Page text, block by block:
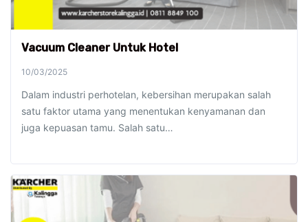
Vacuum Cleaner Untuk Hotel
10/03/2025
Dalam industri perhotelan, kebersihan merupakan salah
satu faktor utama yang menentukan kenyamanan dan
juga kepuasan tamu. Salah satu…